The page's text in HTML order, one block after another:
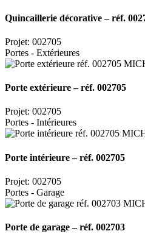
Quincaillerie décorative – réf.
Projet: 002705
Portes - Extérieures
Porte extérieure – réf. 002705
Projet: 002705
Portes - Intérieures
Porte intérieure – réf. 002705
Projet: 002705
Portes - Garage
Porte de garage – réf. 002703